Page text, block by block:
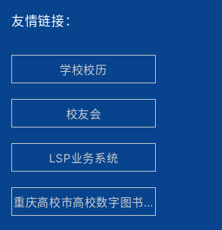
友情链接：
学校校历
校友会
LSP业务系统
重庆高校市高校数字图书馆